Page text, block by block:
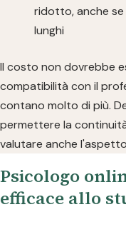
ridotto, anche
lunghi
Il costo non dovrebbe
compatibilità con il
contano molto di più.
permettere la
valutare anche
Psicologo
efficace allo